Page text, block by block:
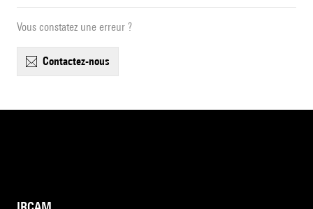
Vous constatez une erreur ?
contactez-nous